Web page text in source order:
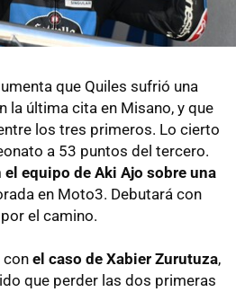
que Quiles sufrió una
la última cita en Misano, y que
los tres primeros. Lo cierto
a 53 puntos del tercero.
el equipo de Aki Ajo sobre una
en Moto3. Debutará con
el camino.
conel caso de Xabier Zurutuza,
que perder las dos primeras